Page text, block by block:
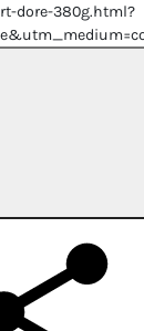
dore-380g.html?